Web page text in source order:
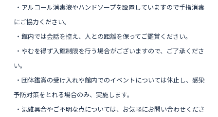
・アルコール消毒液やハンドソープを設置していますので手指消毒
にご協力ください。
・館内では会話を控え、人との距離を保ってご鑑賞ください。
・やむを得ず入館制限を行う場合がございますので、ご了承くださ
い。
・団体鑑賞の受け入れや館内でのイベントについては休止し、感染
予防対策をとれる場合のみ、実施します。
・混雑具合やご不明な点については、お気軽にお問い合わせくださ